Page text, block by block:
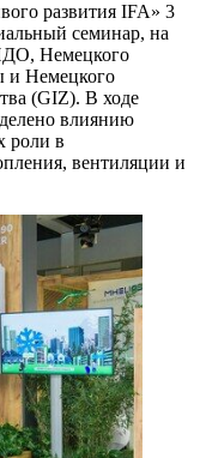
развития IFA» 3
семинар, на
Немецкого
и Немецкого
(GIZ). В ходе
влиянию
роли в
вентиляции и